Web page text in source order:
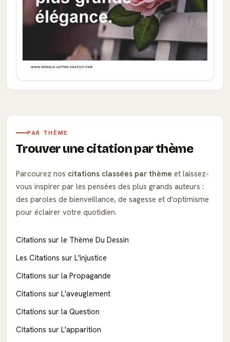
PAR THÈME
Trouver une citation par thème
Parcourez nos citations classées par thème et laissez-
vous inspirer par les pensées des plus grands auteurs :
des paroles de bienveillance, de sagesse et d'optimisme
pour éclairer votre quotidien.
Citations sur le Thème Du Dessin
Les Citations sur L'injustice
Citations sur la Propagande
Citations sur L'aveuglement
Citations sur la Question
Citations sur L'apparition